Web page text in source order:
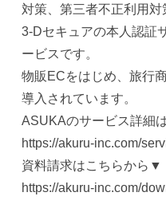
対策、第三者不正利用
3-Dセキュアの本人認証
ービスです。
物販ECをはじめ、旅行
導入されています。
ASUKAのサービス詳細
https://akuru-inc.com/
資料請求はこちらから▼
https://akuru-inc.com/